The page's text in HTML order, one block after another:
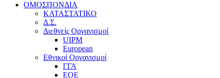
ΟΜΟΣΠΟΝΔΙΑ
ΚΑΤΑΣΤΑΤΙΚΟ
Δ.Σ.
Διεθνείς Οργανισμοί
UIPM
European
Εθνικοί Οργανισμοί
ΓΓΑ
ΕΟΕ